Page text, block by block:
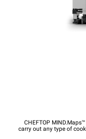
CHEFTOP
carry out any type of